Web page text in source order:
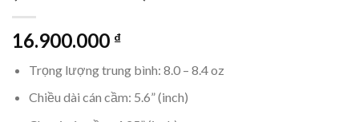
16.900.000 ₫
Trọng lượng trung bình: 8.0 – 8.4 oz
Chiều dài cán cầm: 5.6” (inch)